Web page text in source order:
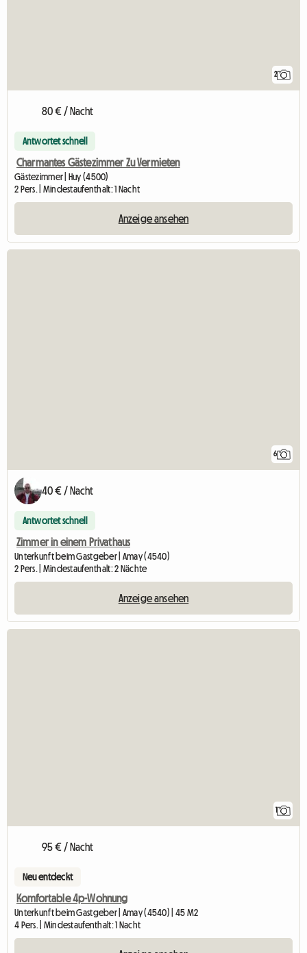
2
80 € / Nacht
Antwortet schnell
Charmantes Gästezimmer Zu Vermieten
Gästezimmer | Huy (4500)
2 Pers. | Mindestaufenthalt: 1 Nacht
Anzeige ansehen
6
40 € / Nacht
Antwortet schnell
Zimmer in einem Privathaus
Unterkunft beim Gastgeber | Amay (4540)
2 Pers. | Mindestaufenthalt: 2 Nächte
Anzeige ansehen
1
95 € / Nacht
Neu entdeckt
Komfortable 4p-Wohnung
Unterkunft beim Gastgeber | Amay (4540) | 45 M2
4 Pers. | Mindestaufenthalt: 1 Nacht